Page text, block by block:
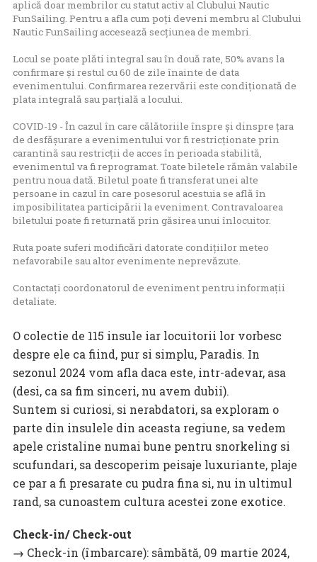
aplică doar membrilor cu statut activ al Clubului Nautic
FunSailing. Pentru a afla cum poți deveni membru al Clubului
Nautic FunSailing accesează secțiunea de membri.
Locul se poate plăti integral sau în două rate, 50% avans la
confirmare și restul cu 60 de zile înainte de data
evenimentului. Confirmarea rezervării este condiționată de
plata integrală sau parțială a locului.
COVID-19 - În cazul în care călătoriile înspre și dinspre țara
de desfășurare a evenimentului vor fi restricționate prin
carantină sau restricții de acces în perioada stabilită,
evenimentul va fi reprogramat. Toate biletele rămân valabile
pentru noua dată. Biletul poate fi transferat unei alte
persoane in cazul în care posesorul acestuia se află în
imposibilitatea participării la eveniment. Contravaloarea
biletului poate fi returnată prin găsirea unui înlocuitor.
Ruta poate suferi modificări datorate condițiilor meteo
nefavorabile sau altor evenimente neprevăzute.
Contactați coordonatorul de eveniment pentru informații
detaliate.
O colectie de 115 insule iar locuitorii lor vorbesc
despre ele ca fiind, pur si simplu, Paradis. In
sezonul 2024 vom afla daca este, intr-adevar, asa
(desi, ca sa fim sinceri, nu avem dubii).
Suntem si curiosi, si nerabdatori, sa exploram o
parte din insulele din aceasta regiune, sa vedem
apele cristaline numai bune pentru snorkeling si
scufundari, sa descoperim peisaje luxuriante, plaje
ce par a fi presarate cu pudra fina si, nu in ultimul
rand, sa cunoastem cultura acestei zone exotice.
Check-in/ Check-out
→ Check-in (îmbarcare): sâmbătă, 09 martie 2024,